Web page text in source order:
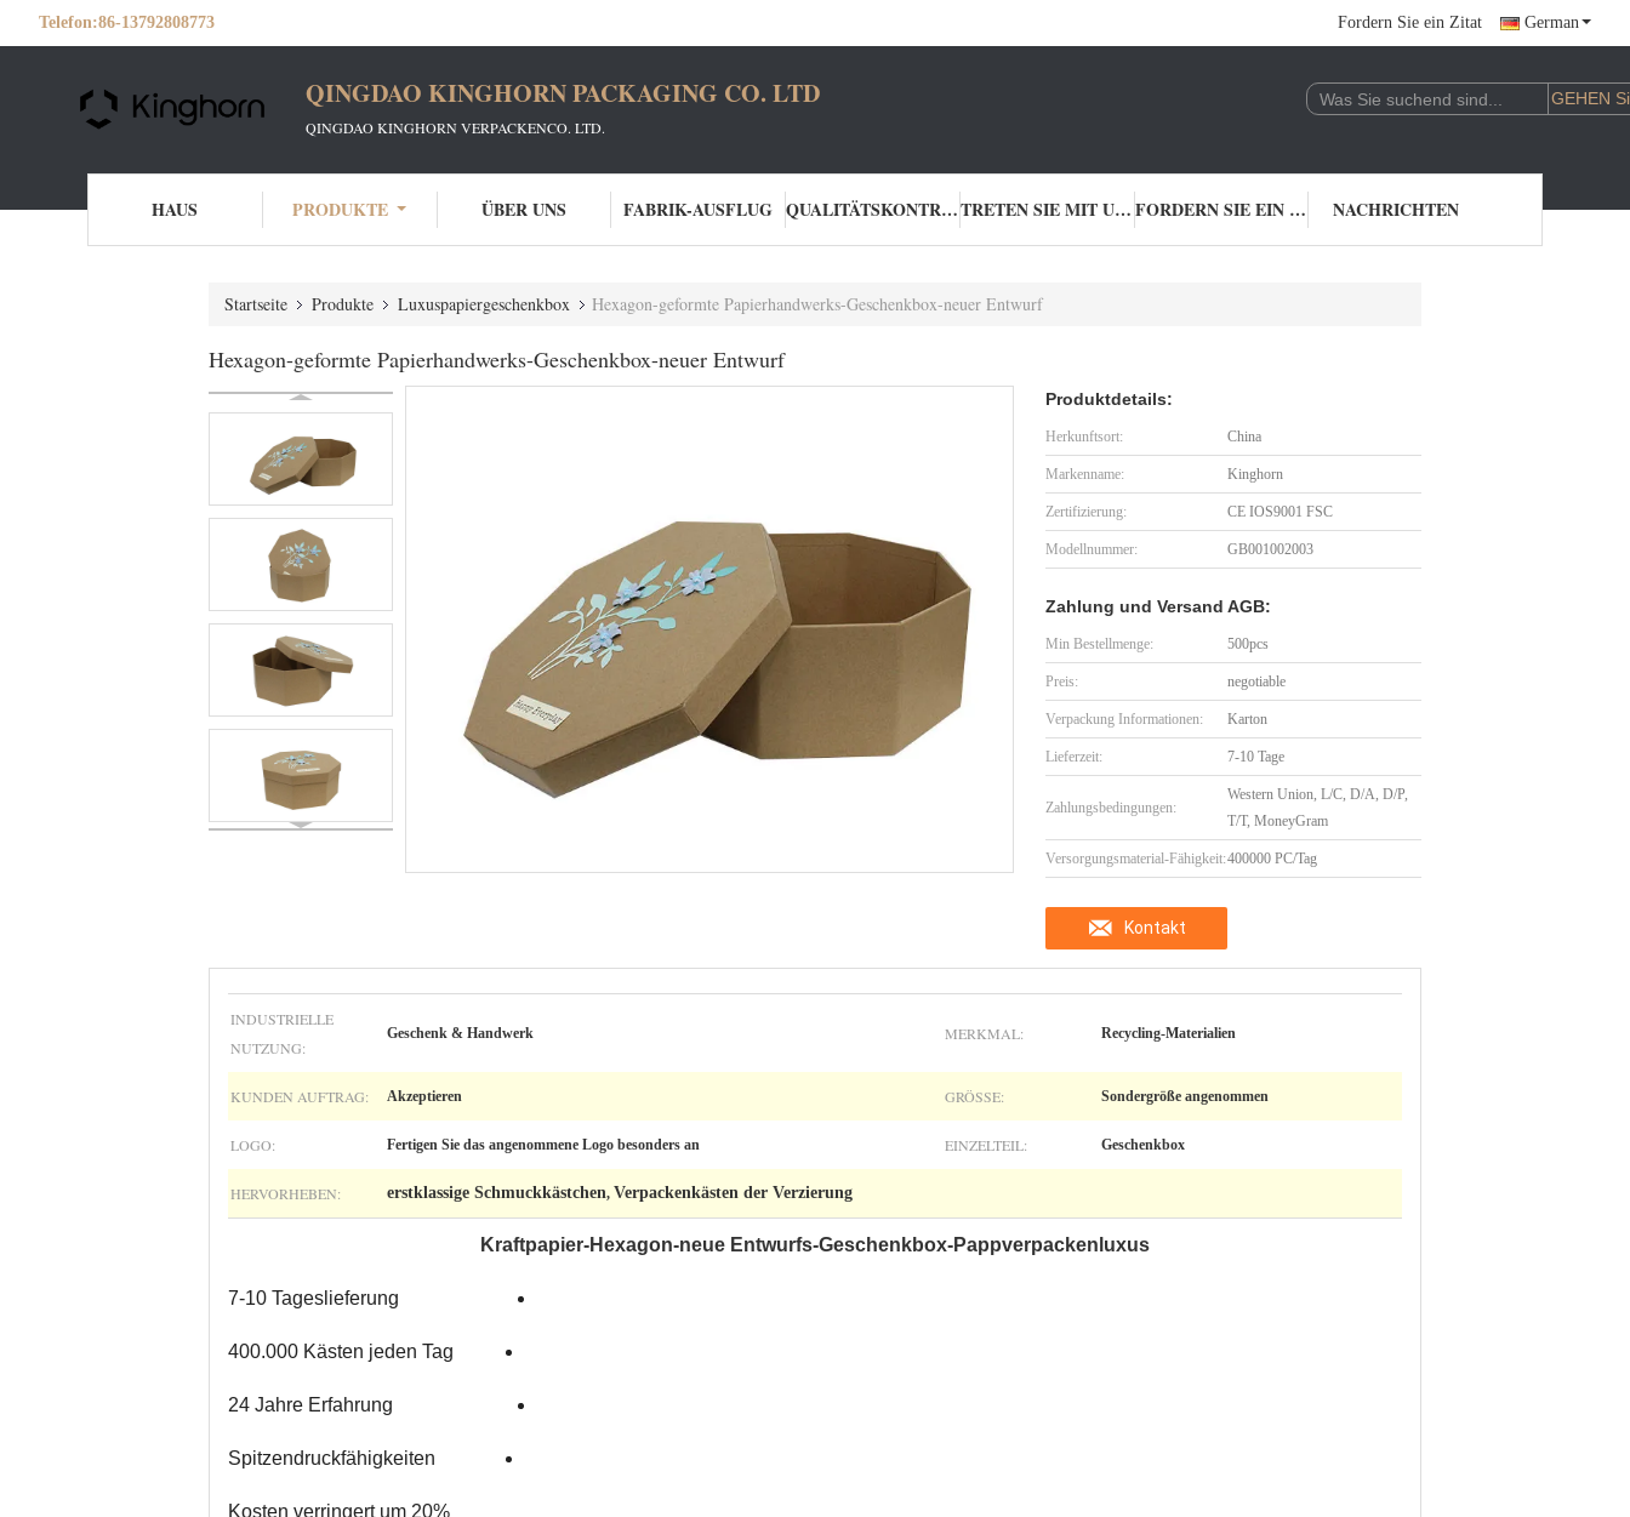
Telefon:86-13792808773 Fordern Sie ein Zitat German
QINGDAO KINGHORN PACKAGING CO. LTD
QINGDAO KINGHORN VERPACKENCO. LTD.
HAUS PRODUKTE ÜBER UNS FABRIK-AUSFLUG QUALITÄTSKONTROLLE TRETEN SIE MIT UNS IN VERBINDUNG FORDERN SIE EIN ZITAT NACHRICHTEN
Startseite Produkte Luxuspapiergeschenkbox Hexagon-geformte Papierhandwerks-Geschenkbox-neuer Entwurf
Hexagon-geformte Papierhandwerks-Geschenkbox-neuer Entwurf
Produktdetails:
Herkunftsort: China
Markenname: Kinghorn
Zertifizierung: CE IOS9001 FSC
Modellnummer: GB001002003
Zahlung und Versand AGB:
Min Bestellmenge: 500pcs
Preis: negotiable
Verpackung Informationen: Karton
Lieferzeit: 7-10 Tage
Zahlungsbedingungen:
Western Union, L/C, D/A, D/P,
T/T, MoneyGram
Versorgungsmaterial-Fähigkeit:400000 PC/Tag
Kontakt
INDUSTRIELLE
NUTZUNG:
Geschenk & Handwerk MERKMAL: Recycling-Materialien
KUNDEN AUFTRAG: Akzeptieren GRÖSSE: Sondergröße angenommen
LOGO: Fertigen Sie das angenommene Logo besonders an EINZELTEIL: Geschenkbox
HERVORHEBEN: erstklassige Schmuckkästchen, Verpackenkästen der Verzierung
Kraftpapier-Hexagon-neue Entwurfs-Geschenkbox-Pappverpackenluxus
7-10 Tageslieferung
400.000 Kästen jeden Tag
24 Jahre Erfahrung
Spitzendruckfähigkeiten
Kosten verringert um 20%